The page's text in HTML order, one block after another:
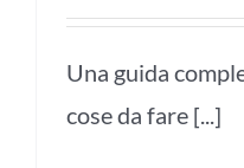
Una guida
cose da fare [...]